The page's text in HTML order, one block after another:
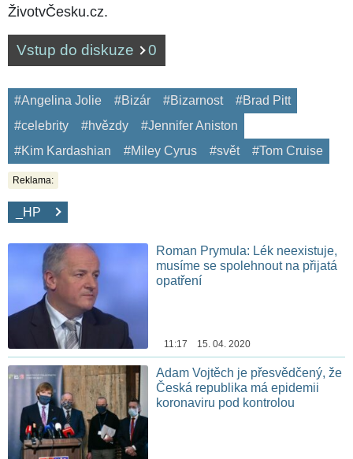
ŽivotvČesku.cz.
Vstup do diskuze 0
#Angelina Jolie #Bizár #Bizarnost
#Brad Pitt
#celebrity
#hvězdy
#Jennifer Aniston
#Kim Kardashian
#Miley Cyrus #svět #Tom Cruise
Reklama:
_HP
Roman Prymula: Lék neexistuje,
musíme se spolehnout na přijatá
opatření
11:17 15. 04. 2020
Adam Vojtěch je přesvědčený, že
Česká republika má epidemii
koronaviru pod kontrolou